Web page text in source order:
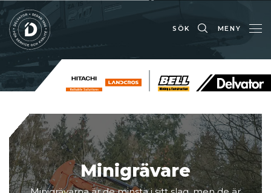
SÖK MENY
Minigrävare